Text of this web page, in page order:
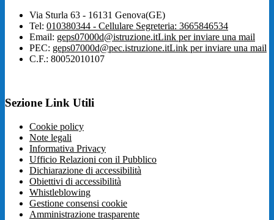
Via Sturla 63 - 16131 Genova(GE)
Tel: 010380344 - Cellulare Segreteria: 3665846534
Email: geps07000d@istruzione.itLink per inviare una mail
PEC: geps07000d@pec.istruzione.itLink per inviare una mail
C.F.: 80052010107
Sezione Link Utili
Cookie policy
Note legali
Informativa Privacy
Ufficio Relazioni con il Pubblico
Dichiarazione di accessibilità
Obiettivi di accessibilità
Whistleblowing
Gestione consensi cookie
Amministrazione trasparente